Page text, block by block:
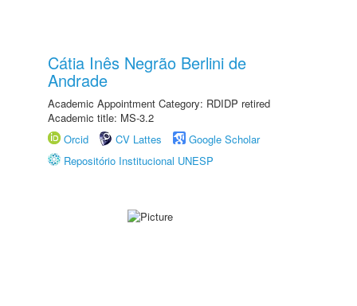
Cátia Inês Negrão Berlini de
Andrade
Academic Appointment Category: RDIDP retired
Academic title: MS-3.2
Orcid
CV Lattes
Google Scholar
Repositório Institucional UNESP